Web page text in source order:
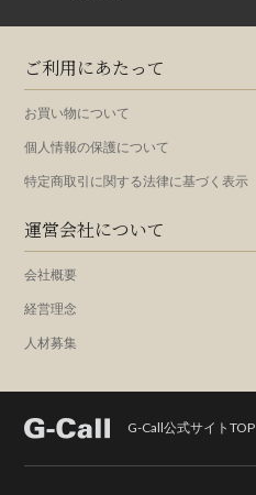
ご利用にあたって
お買い物について
個人情報の保護について
特定商取引に関する法律に基づく表示
運営会社について
会社概要
経営理念
人材募集
G-Call公式サイトTOP